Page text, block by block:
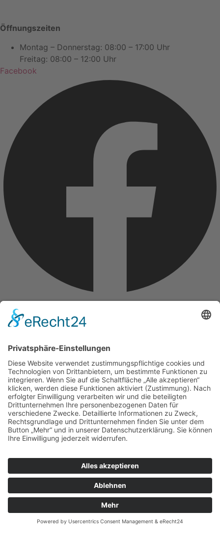
Öffnungszeiten
Montag – Donnerstag: 08:00 – 17:00 Uhr
Freitag: 08:00 – 12:00 Uhr
Facebook
Instagram